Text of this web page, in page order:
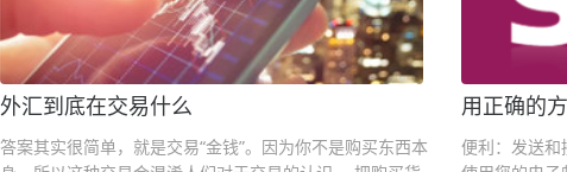
外汇到底在交易什么
答案其实很简单，就是交易“金钱”。因为你不是购买东西本
用正确的
便利：发送和